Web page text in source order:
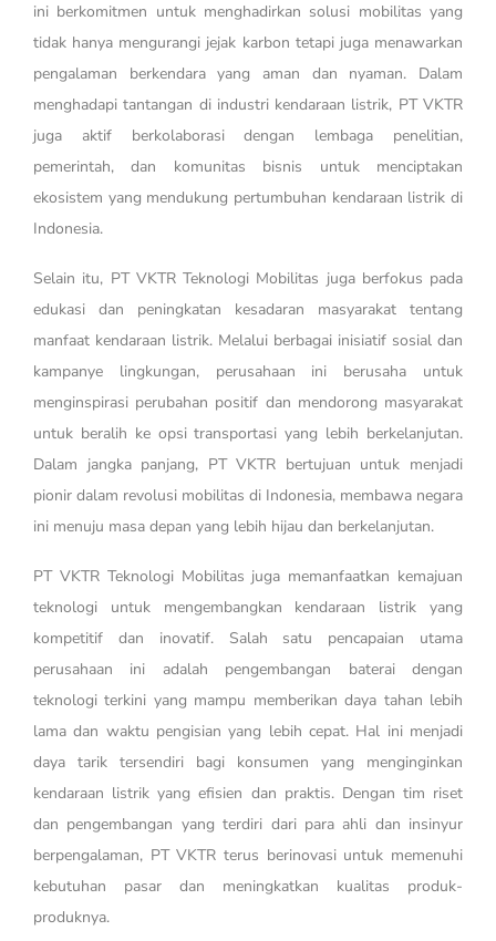
ini berkomitmen untuk menghadirkan solusi mobilitas yang
tidak hanya mengurangi jejak karbon tetapi juga menawarkan
pengalaman berkendara yang aman dan nyaman. Dalam
menghadapi tantangan di industri kendaraan listrik, PT VKTR
juga aktif berkolaborasi dengan lembaga penelitian,
pemerintah, dan komunitas bisnis untuk menciptakan
ekosistem yang mendukung pertumbuhan kendaraan listrik di
Indonesia.
Selain itu, PT VKTR Teknologi Mobilitas juga berfokus pada
edukasi dan peningkatan kesadaran masyarakat tentang
manfaat kendaraan listrik. Melalui berbagai inisiatif sosial dan
kampanye lingkungan, perusahaan ini berusaha untuk
menginspirasi perubahan positif dan mendorong masyarakat
untuk beralih ke opsi transportasi yang lebih berkelanjutan.
Dalam jangka panjang, PT VKTR bertujuan untuk menjadi
pionir dalam revolusi mobilitas di Indonesia, membawa negara
ini menuju masa depan yang lebih hijau dan berkelanjutan.
PT VKTR Teknologi Mobilitas juga memanfaatkan kemajuan
teknologi untuk mengembangkan kendaraan listrik yang
kompetitif dan inovatif. Salah satu pencapaian utama
perusahaan ini adalah pengembangan baterai dengan
teknologi terkini yang mampu memberikan daya tahan lebih
lama dan waktu pengisian yang lebih cepat. Hal ini menjadi
daya tarik tersendiri bagi konsumen yang menginginkan
kendaraan listrik yang efisien dan praktis. Dengan tim riset
dan pengembangan yang terdiri dari para ahli dan insinyur
berpengalaman, PT VKTR terus berinovasi untuk memenuhi
kebutuhan pasar dan meningkatkan kualitas produk-
produknya.